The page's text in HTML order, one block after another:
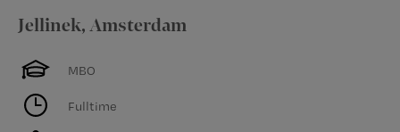
Jellinek, Amsterdam
MBO
Fulltime